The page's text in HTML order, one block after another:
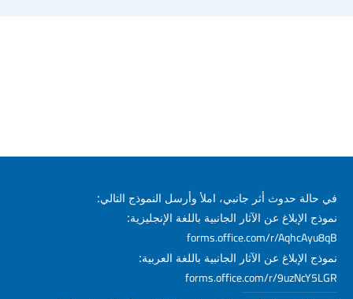
في حالة حدوث أثر جانبي، املأ وأرسل النموذج التالي:
نموذج الإبلاغ عن الآثار الجانبية باللغة الإنجليزية:
forms.office.com/r/AqhcAyu8qB
نموذج الإبلاغ عن الآثار الجانبية باللغة العربية:
forms.office.com/r/9uzNcY5LGR